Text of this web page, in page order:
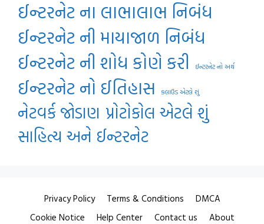
ઈન્ટરનેટ ના લાભાલાભ નિબંધ
ઈન્ટરનેટ ની માયાજાળ નિબંધ
ઈન્ટરનેટ ની શોધ કોણે કરી
ઈન્ટરનેટ નો અર્થ
ઈન્ટરનેટ નો ઈતિહાસ કલાઉડ એટલે શું
નેટવર્ક જોડાણ પ્રોટોકોલ એટલે શું
સાહિત્ય અને ઈન્ટરનેટ
Privacy Policy Terms & Conditions
DMCA
Cookie Notice
Help Center Contact us About